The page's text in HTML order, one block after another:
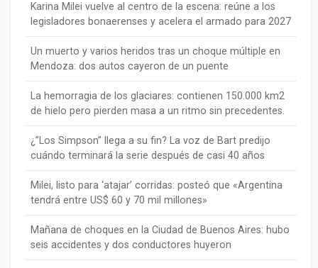
Karina Milei vuelve al centro de la escena: reúne a los
legisladores bonaerenses y acelera el armado para 2027
Un muerto y varios heridos tras un choque múltiple en
Mendoza: dos autos cayeron de un puente
La hemorragia de los glaciares: contienen 150.000 km2
de hielo pero pierden masa a un ritmo sin precedentes.
¿”Los Simpson” llega a su fin? La voz de Bart predijo
cuándo terminará la serie después de casi 40 años
Milei, listo para ‘atajar’ corridas: posteó que «Argentina
tendrá entre US$ 60 y 70 mil millones»
Mañana de choques en la Ciudad de Buenos Aires: hubo
seis accidentes y dos conductores huyeron